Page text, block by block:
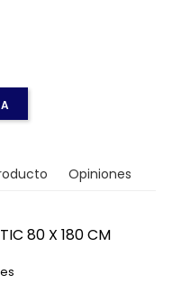
Opiniones
80 X 180 CM